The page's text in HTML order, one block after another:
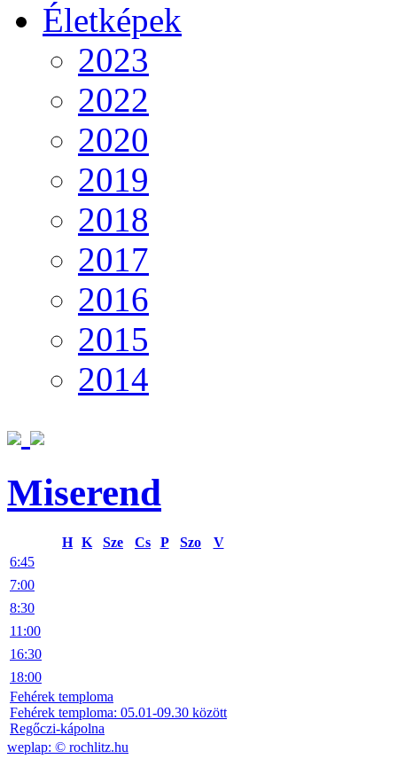
Életképek
2023
2022
2020
2019
2018
2017
2016
2015
2014
Miserend
H K Sze Cs P Szo
V
6:45
7:00
8:30
11:00
16:30
18:00
Fehérek temploma
Fehérek temploma: 05.01-09.30 között
Regőczi-kápolna
weplap: © rochlitz.hu